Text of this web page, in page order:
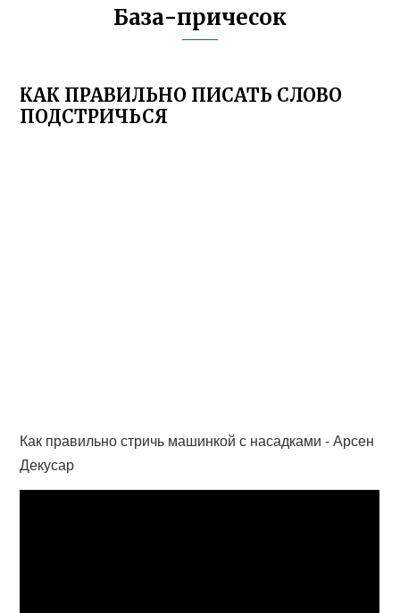
База-причесок
КАК ПРАВИЛЬНО ПИСАТЬ СЛОВО
ПОДСТРИЧЬСЯ
Как правильно стричь машинкой с насадками - Арсен
Декусар